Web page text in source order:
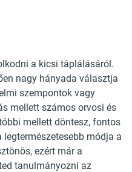
a kicsi táplálásáról.
nagy hányada választja
szempontok vagy
mellett számos orvosi és
mellett döntesz, fontos
módja a
ezért már a
tanulmányozni az